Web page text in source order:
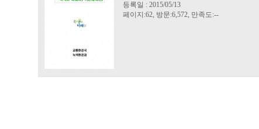
등록일 : 2015/05/13
페이지:62, 방문:6,572, 만족도:--